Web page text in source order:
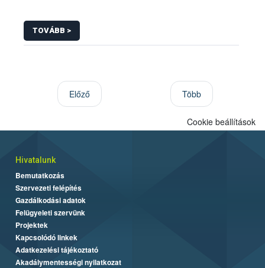
TOVÁBB >
Előző Több
Cookie beállítások
Hivatalunk
Bemutatkozás
Szervezeti felépítés
Gazdálkodási adatok
Felügyeleti szervünk
Projektek
Kapcsolódó linkek
Adatkezelési tájékoztató
Akadálymentességi nyilatkozat